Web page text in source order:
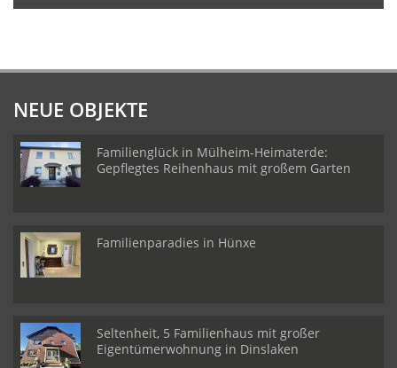
NEUE OBJEKTE
Familienglück in Mülheim-Heimaterde:
Gepflegtes Reihenhaus mit großem Garten
Familienparadies in Hünxe
Seltenheit, 5 Familienhaus mit großer
Eigentümerwohnung in Dinslaken